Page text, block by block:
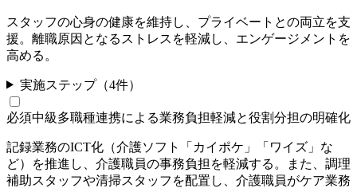
スタッフの心身の健康を維持し、プライベートとの両立を支
援。離職原因となるストレスを軽減し、エンゲージメントを
高める。
実施ステップ（4件）
必須中級多職種連携による業務負担軽減と役割分担の明確化
記録業務のICT化（介護ソフト「カイポケ」「ワイズ」な
ど）を推進し、介護職員の事務負担を軽減する。また、調理
補助スタッフや清掃スタッフを配置し、介護職員がケア業務